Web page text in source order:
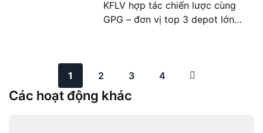
trường
KFLV hợp tác chiến lược cùng
GPG – đơn vị top 3 depot lớn
hàng hóa hiệu quả.
1 2 3 4
Các hoạt động khác